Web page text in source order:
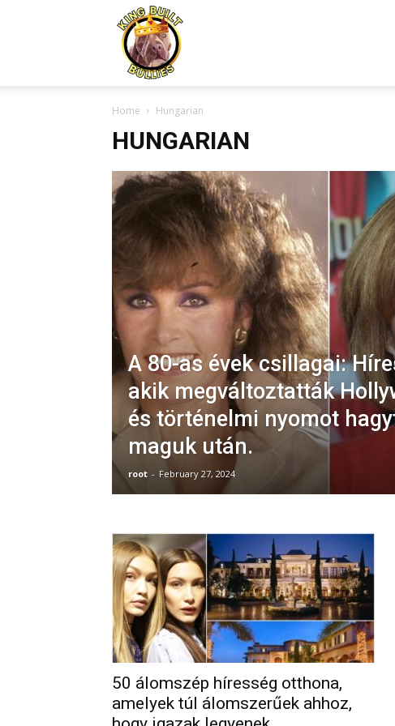
Home Hungarian
HUNGARIAN
A 80-as évek csillagai:
akik megváltoztatták
és történelmi nyomot
maguk után.
root - February 27, 2024
50 álomszép híresség otthona,
amelyek túl álomszerűek ahhoz,